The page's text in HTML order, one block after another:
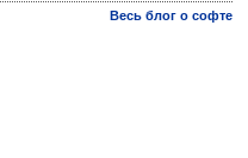
Весь блог о софте